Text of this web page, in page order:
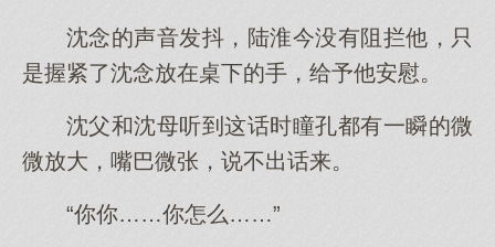
沈念的声音发抖，陆淮今没有阻拦他，只
是握紧了沈念放在桌下的手，给予他安慰。
沈父和沈母听到这话时瞳孔都有一瞬的微
微放大，嘴巴微张，说不出话来。
“你你……你怎么……”